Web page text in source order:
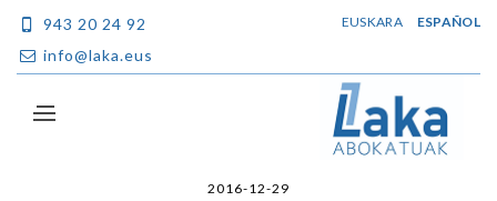
943 20 24 92
info@laka.eus
EUSKARA ESPAÑOL
2016-12-29